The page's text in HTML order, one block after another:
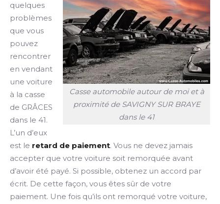
Casse automobile autour de moi et à
proximité de SAVIGNY SUR BRAYE
dans le 41
quelques
problèmes
que vous
pouvez
rencontrer
en vendant
une voiture
à la casse
de GRÂCES
dans le 41.
L’un d’eux
est le retard de paiement. Vous ne devez jamais
accepter que votre voiture soit remorquée avant
d’avoir été payé. Si possible, obtenez un accord par
écrit. De cette façon, vous êtes sûr de votre
paiement. Une fois qu’ils ont remorqué votre voiture,